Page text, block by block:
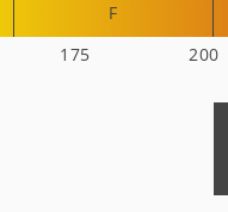
F
175 200